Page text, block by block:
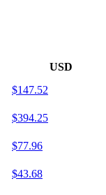
USD
$147.52
$394.25
$77.96
$43.68